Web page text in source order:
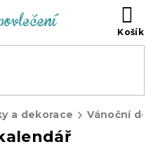
a dekorace Vánoční